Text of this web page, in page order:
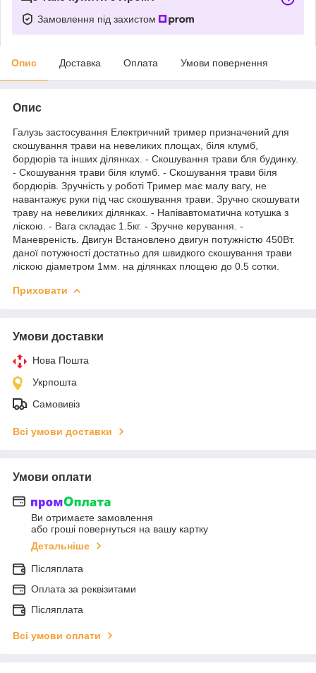
Замовлення під захистом
Опис Доставка Оплата Умови повернення
Опис
Галузь застосування Електричний тример призначений для
скошування трави на невеликих площах, біля клумб,
бордюрів та інших ділянках. - Скошування трави бля будинку.
- Скошування трави біля клумб. - Скошування трави біля
бордюрів. Зручність у роботі Тример має малу вагу, не
навантажує руки під час скошування трави. Зручно скошувати
траву на невеликих ділянках. - Напівавтоматична котушка з
ліскою. - Вага складає 1.5кг. - Зручне керування. -
Маневреність. Двигун Встановлено двигун потужністю 450Вт.
даної потужності достатньо для швидкого скошування трави
ліскою діаметром 1мм. на ділянках площею до 0.5 сотки.
Приховати
Умови доставки
Нова Пошта
Укрпошта
Самовивіз
Всі умови доставки
Умови оплати
Ви отримаєте замовлення
або гроші повернуться на вашу картку
Детальніше
Післяплата
Оплата за реквізитами
Післяплата
Всі умови оплати